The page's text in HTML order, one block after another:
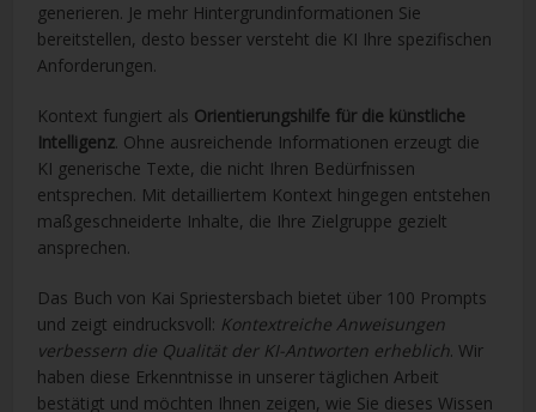
generieren. Je mehr Hintergrundinformationen Sie
bereitstellen, desto besser versteht die KI Ihre spezifischen
Anforderungen.
Kontext fungiert als Orientierungshilfe für die künstliche
Intelligenz. Ohne ausreichende Informationen erzeugt die
KI generische Texte, die nicht Ihren Bedürfnissen
entsprechen. Mit detailliertem Kontext hingegen entstehen
maßgeschneiderte Inhalte, die Ihre Zielgruppe gezielt
ansprechen.
Das Buch von Kai Spriestersbach bietet über 100 Prompts
und zeigt eindrucksvoll: Kontextreiche Anweisungen
verbessern die Qualität der KI-Antworten erheblich. Wir
haben diese Erkenntnisse in unserer täglichen Arbeit
bestätigt und möchten Ihnen zeigen, wie Sie dieses Wissen